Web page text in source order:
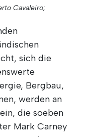
Cavaleiro;
sich die
Bergbau,
werden an
die soeben
Mark Carney